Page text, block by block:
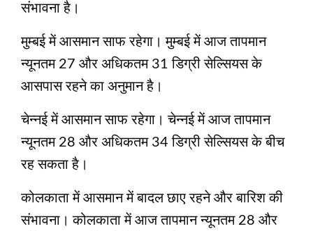
संभावना है।
मुम्‍बई में आसमान साफ रहेगा। मुम्‍बई में आज तापमान
न्‍यूनतम 27 और अधिकतम 31 डिग्री सेल्सियस के
आसपास रहने का अनुमान है।
चेन्नई में आसमान साफ रहेगा। चेन्‍नई में आज तापमान
न्‍यूनतम 28 और अधिकतम 34 डिग्री सेल्सियस के बीच
रह सकता है।
कोलकाता में आसमान में बादल छाए रहने और बारिश की
संभावना। कोलकाता में आज तापमान न्‍यूनतम 28 और